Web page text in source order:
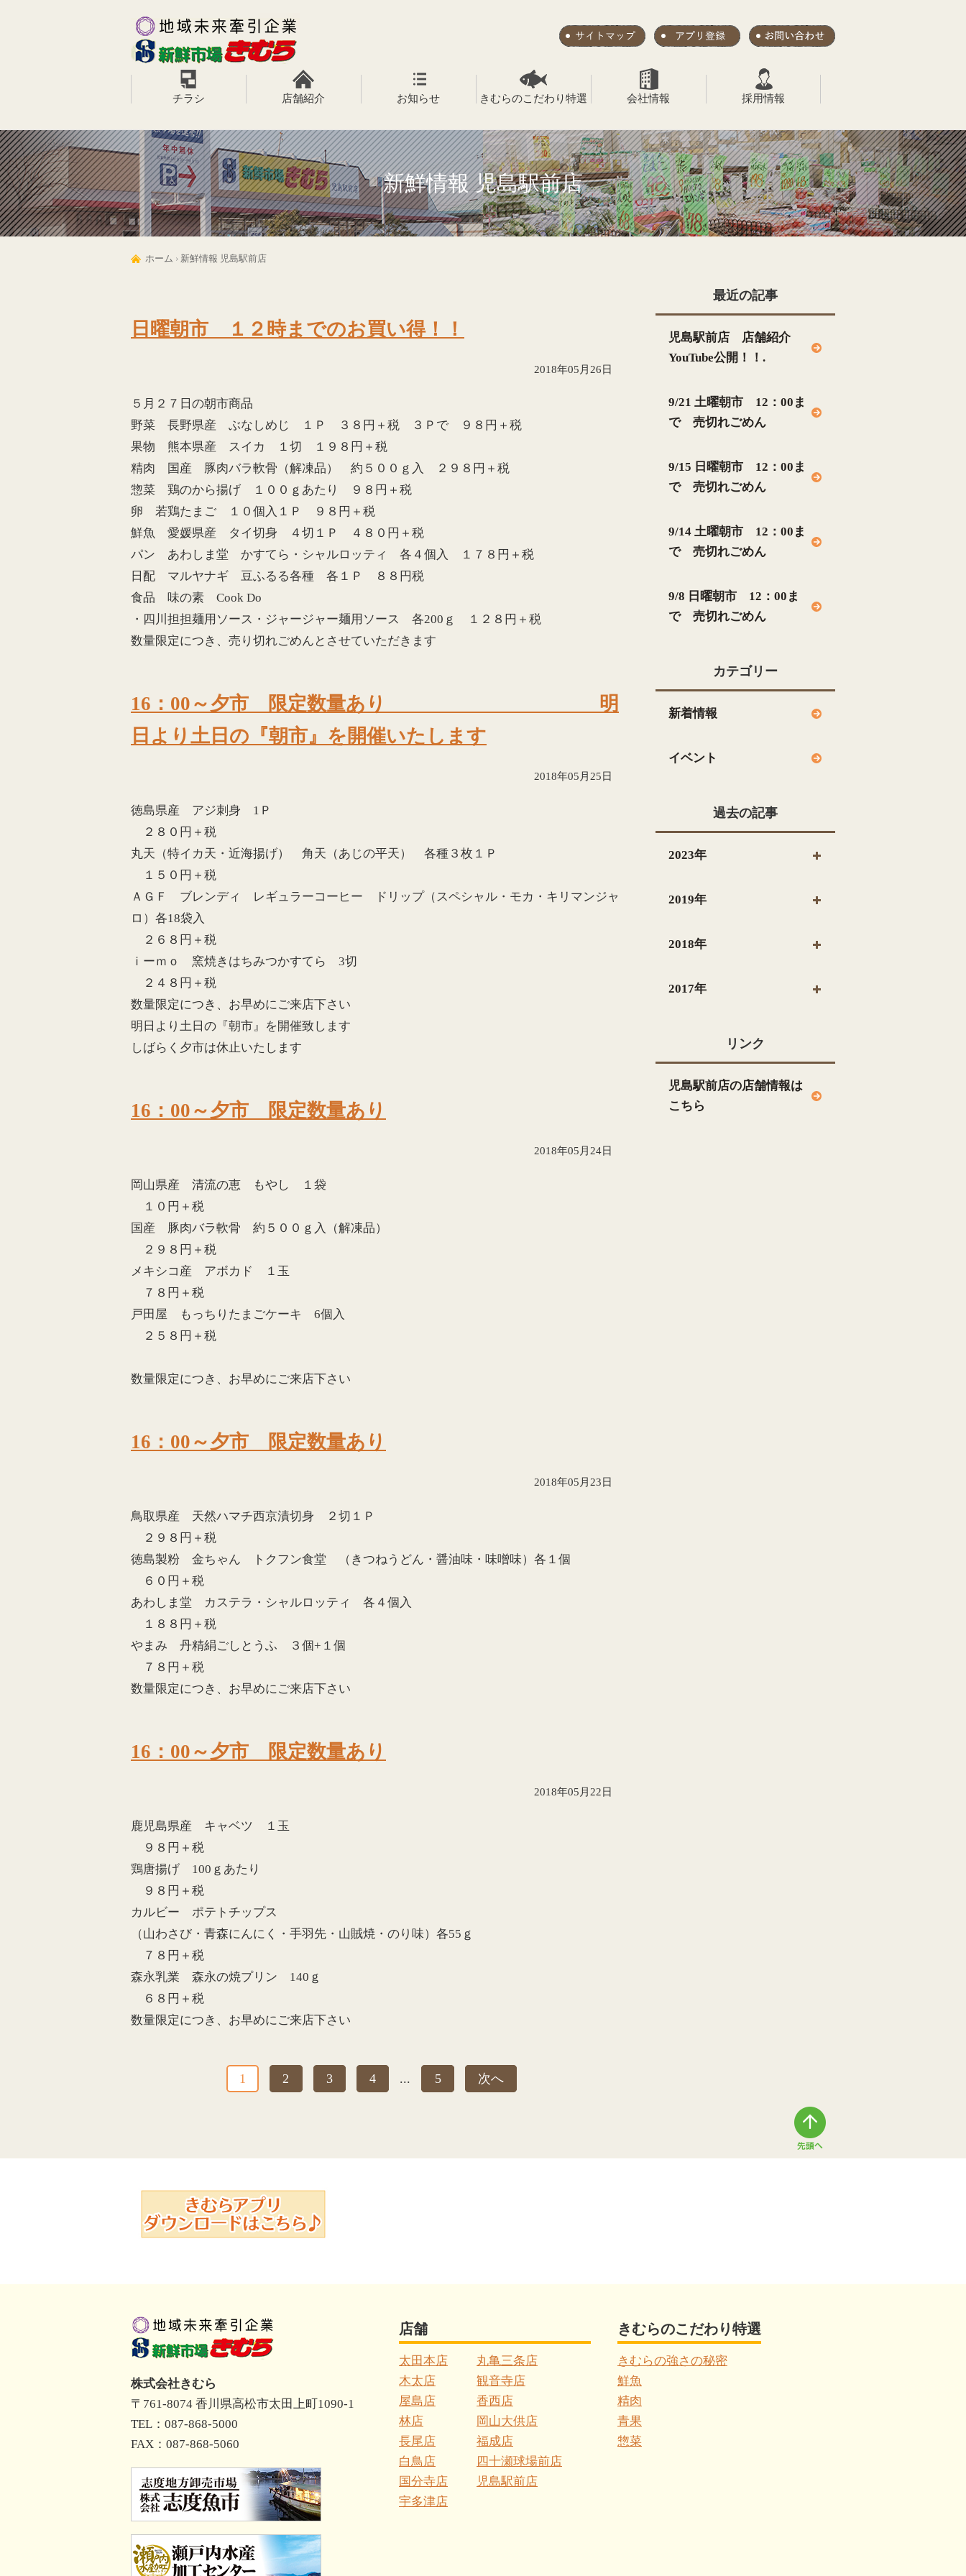
チラシ 店舗紹介 お知らせ きむらのこだわり特選 会社情報 採用情報
新鮮情報 児島駅前店
ホーム › 新鮮情報 児島駅前店
日曜朝市 １２時までのお買い得！！
2018年05月26日
５月２７日の朝市商品
野菜 長野県産 ぶなしめじ １Ｐ ３８円＋税 ３Ｐで ９８円＋税
果物 熊本県産 スイカ １切 １９８円＋税
精肉 国産 豚肉バラ軟骨（解凍品） 約５００ｇ入 ２９８円＋税
惣菜 鶏のから揚げ １００ｇあたり ９８円＋税
卵 若鶏たまご １０個入１Ｐ ９８円＋税
鮮魚 愛媛県産 タイ切身 ４切１Ｐ ４８０円＋税
パン あわしま堂 かすてら・シャルロッティ 各４個入 １７８円＋税
日配 マルヤナギ 豆ふるる各種 各１Ｐ ８８円税
食品 味の素 Cook Do
・四川担担麺用ソース・ジャージャー麺用ソース 各200ｇ １２８円＋税
数量限定につき、売り切れごめんとさせていただきます
16：00～夕市 限定数量あり 明
日より土日の『朝市』を開催いたします
2018年05月25日
徳島県産 アジ刺身 1Ｐ
２８０円＋税
丸天（特イカ天・近海揚げ） 角天（あじの平天） 各種３枚１Ｐ
１５０円＋税
ＡＧＦ ブレンディ レギュラーコーヒー ドリップ（スペシャル・モカ・キリマンジャ
ロ）各18袋入
２６８円＋税
ｉーｍｏ 窯焼きはちみつかすてら 3切
２４８円＋税
数量限定につき、お早めにご来店下さい
明日より土日の『朝市』を開催致します
しばらく夕市は休止いたします
16：00～夕市 限定数量あり
2018年05月24日
岡山県産 清流の恵 もやし １袋
１０円＋税
国産 豚肉バラ軟骨 約５００ｇ入（解凍品）
２９８円＋税
メキシコ産 アボカド １玉
７８円＋税
戸田屋 もっちりたまごケーキ 6個入
２５８円＋税
数量限定につき、お早めにご来店下さい
16：00～夕市 限定数量あり
2018年05月23日
鳥取県産 天然ハマチ西京漬切身 ２切１Ｐ
２９８円＋税
徳島製粉 金ちゃん トクフン食堂 （きつねうどん・醤油味・味噌味）各１個
６０円＋税
あわしま堂 カステラ・シャルロッティ 各４個入
１８８円＋税
やまみ 丹精絹ごしとうふ ３個+１個
７８円＋税
数量限定につき、お早めにご来店下さい
16：00～夕市 限定数量あり
2018年05月22日
鹿児島県産 キャベツ １玉
９８円＋税
鶏唐揚げ 100ｇあたり
９８円＋税
カルビー ポテトチップス
（山わさび・青森にんにく・手羽先・山賊焼・のり味）各55ｇ
７８円＋税
森永乳業 森永の焼プリン 140ｇ
６８円＋税
数量限定につき、お早めにご来店下さい
1 2 3 4 ... 5 次へ
最近の記事
児島駅前店 店舗紹介
YouTube公開！！.
9/21 土曜朝市 12：00ま
で 売切れごめん
9/15 日曜朝市 12：00ま
で 売切れごめん
9/14 土曜朝市 12：00ま
で 売切れごめん
9/8 日曜朝市 12：00ま
で 売切れごめん
カテゴリー
新着情報
イベント
過去の記事
2023年
2019年
2018年
2017年
リンク
児島駅前店の店舗情報は
こちら
株式会社きむら
〒761-8074 香川県高松市太田上町1090-1
TEL：087-868-5000
FAX：087-868-5060
店舗
太田本店
木太店
屋島店
林店
長尾店
白鳥店
国分寺店
宇多津店
丸亀三条店
観音寺店
香西店
岡山大供店
福成店
四十瀬球場前店
児島駅前店
きむらのこだわり特選
きむらの強さの秘密
鮮魚
精肉
青果
惣菜